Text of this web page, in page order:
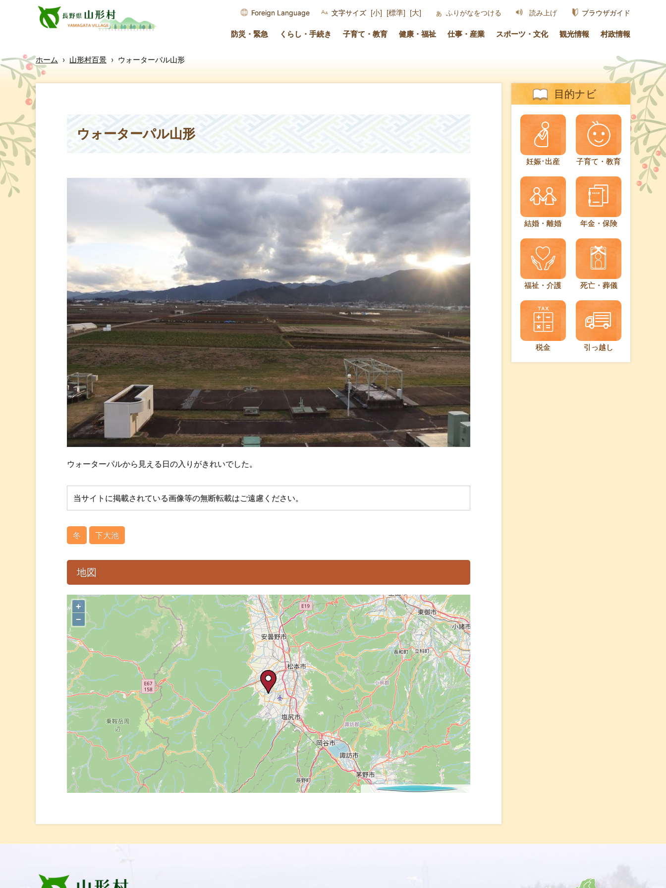
Foreign Language 文字サイズ [小] [標準] [大] ふりがなをつける 読み上げ ブラウザガイド
防災・緊急 くらし・手続き 子育て・教育 健康・福祉 仕事・産業 スポーツ・文化 観光情報 村政情報
ホーム › 山形村百景 › ウォーターパル山形
ウォーターパル山形
ウォーターパルから見える日の入りがきれいでした。
当サイトに掲載されている画像等の無断転載はご遠慮ください。
冬 下大池
地図
+
−
目的ナビ
妊娠･出産 子育て・教育
結婚・離婚 年金・保険
福祉・介護 死亡・葬儀
税金 引っ越し